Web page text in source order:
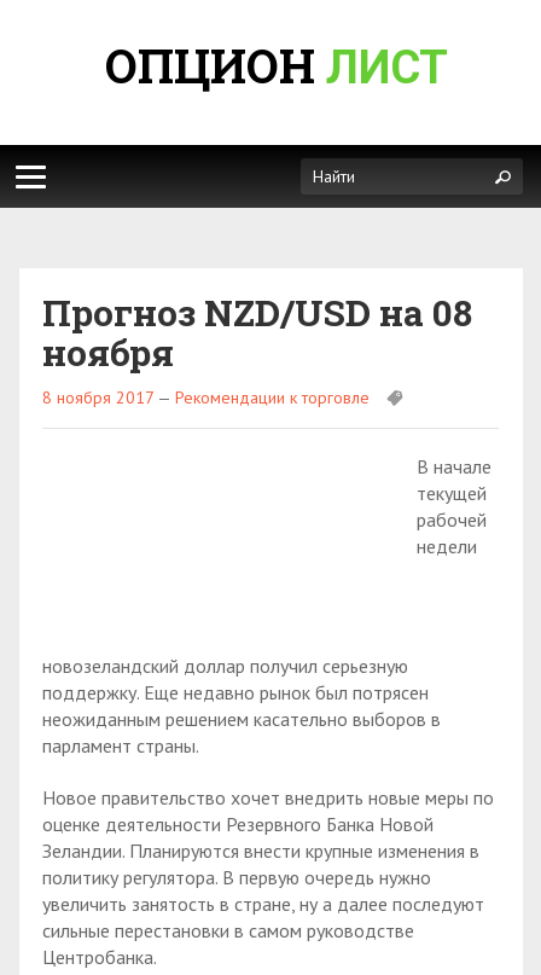
ОПЦИОН ЛИСТ
Прогноз NZD/USD на 08
ноября
8 ноября 2017 — Рекомендации к торговле
В начале
текущей
рабочей
недели
новозеландский доллар получил серьезную
поддержку. Еще недавно рынок был потрясен
неожиданным решением касательно выборов в
парламент страны.
Новое правительство хочет внедрить новые меры по
оценке деятельности Резервного Банка Новой
Зеландии. Планируются внести крупные изменения в
политику регулятора. В первую очередь нужно
увеличить занятость в стране, ну а далее последуют
сильные перестановки в самом руководстве
Центробанка.